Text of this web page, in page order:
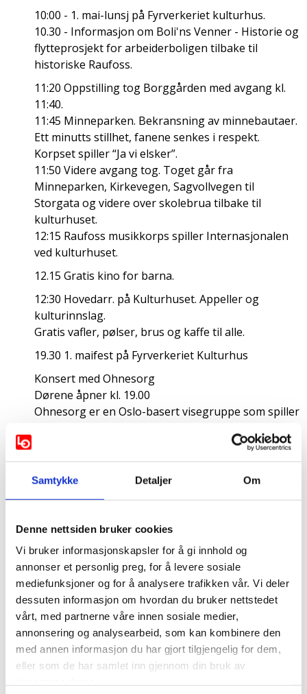
Samtykke Detaljer Om
Denne nettsiden bruker cookies
Vi bruker informasjonskapsler for å gi innhold og
annonser et personlig preg, for å levere sosiale
mediefunksjoner og for å analysere trafikken vår. Vi deler
dessuten informasjon om hvordan du bruker nettstedet
vårt, med partnerne våre innen sosiale medier,
annonsering og analysearbeid, som kan kombinere den
med annen informasjon du har gjort tilgjengelig for dem,
eller som de har samlet inn gjennom din bruk av
10:00 - 1. mai-lunsj på Fyrverkeriet kulturhus.
10.30 - Informasjon om Boli'ns Venner - Historie og
flytteprosjekt for arbeiderboligen tilbake til
historiske Raufoss.
11:20 Oppstilling tog Borggården med avgang kl.
11:40.
11:45 Minneparken. Bekransning av minnebautaer.
Ett minutts stillhet, fanene senkes i respekt.
Korpset spiller “Ja vi elsker”.
11:50 Videre avgang tog. Toget går fra
Minneparken, Kirkevegen, Sagvollvegen til
Storgata og videre over skolebrua tilbake til
kulturhuset.
12:15 Raufoss musikkorps spiller Internasjonalen
ved kulturhuset.
12.15 Gratis kino for barna.
12:30 Hovedarr. på Kulturhuset. Appeller og
kulturinnslag.
Gratis vafler, pølser, brus og kaffe til alle.
19.30 1. maifest på Fyrverkeriet Kulturhus
Konsert med Ohnesorg
Dørene åpner kl. 19.00
Ohnesorg er en Oslo-basert visegruppe som spiller
Gruppa spiller både egne låter samt tolkninger av
tradisjonelle arbeider- og frigjøringssanger.
Hva kunne passet bedre til 1. mai? Vi gleder oss.
Kolbu
10.00 Korpsmusikk på Meieriplassen
10.45 1.mai appell og korpsmusikk på
Idrettsplassen
13.00 Arrangement på Labo
Toten Janitsjar spiller
Fagligpolitiske appeller: